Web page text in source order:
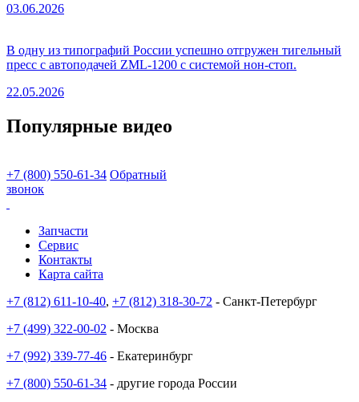
03.06.2026
В одну из типографий России успешно отгружен тигельный
пресс с автоподачей ZML-1200 с системой нон-стоп.
22.05.2026
Популярные видео
+7 (800) 550-61-34 Обратный
звонок
Запчасти
Сервис
Контакты
Карта сайта
+7 (812) 611-10-40, +7 (812) 318-30-72 - Санкт-Петербург
+7 (499) 322-00-02 - Москва
+7 (992) 339-77-46 - Екатеринбург
+7 (800) 550-61-34 - другие города России